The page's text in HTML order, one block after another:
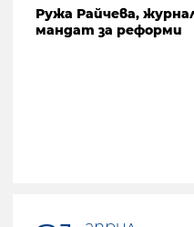
Ружа Райчева,
мандат за реформи